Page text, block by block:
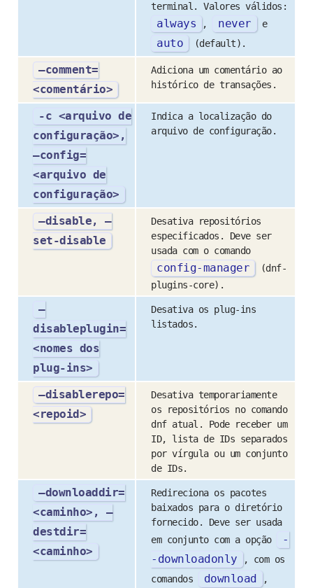
terminal. Valores válidos:
always , never e
auto (default).
–comment=
<comentário>
Adiciona um comentário ao
histórico de transações.
-c <arquivo de
configuração>,
–config=
<arquivo de
configuração>
Indica a localização do
arquivo de configuração.
–disable, –
set-disable
Desativa repositórios
especificados. Deve ser
usada com o comando
config-manager
(dnf-
plugins-core).
–
disableplugin=
<nomes dos
plug-ins>
Desativa os plug-ins
listados.
–disablerepo=
<repoid>
Desativa temporariamente
os repositórios no comando
dnf atual. Pode receber um
ID, lista de IDs separados
por vírgula ou um conjunto
de IDs.
–downloaddir=
<caminho>, –
destdir=
<caminho>
Redireciona os pacotes
baixados para o diretório
fornecido. Deve ser usada
em conjunto com a opção
-
- downloadonly
, com os
comandos
download ,